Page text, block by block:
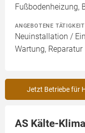
Fußbodenheizung,
ANGEBOTENE
Neuinstallation /
Wartung, Reparatur
Jetzt Betriebe für
AS Kälte-